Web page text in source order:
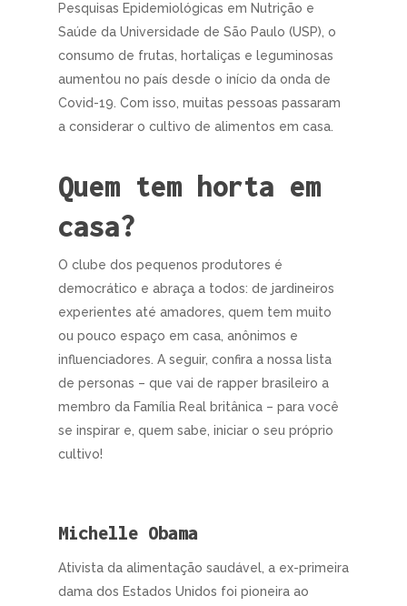
Pesquisas Epidemiológicas em Nutrição e
Saúde da Universidade de São Paulo (USP), o
consumo de frutas, hortaliças e leguminosas
aumentou no país desde o início da onda de
Covid-19. Com isso, muitas pessoas passaram
a considerar o cultivo de alimentos em casa.
Quem tem horta em
casa?
O clube dos pequenos produtores é
democrático e abraça a todos: de jardineiros
experientes até amadores, quem tem muito
ou pouco espaço em casa, anônimos e
influenciadores. A seguir, confira a nossa lista
de personas – que vai de rapper brasileiro a
membro da Família Real britânica – para você
se inspirar e, quem sabe, iniciar o seu próprio
cultivo!
Michelle Obama
Ativista da alimentação saudável, a ex-primeira
dama dos Estados Unidos foi pioneira ao